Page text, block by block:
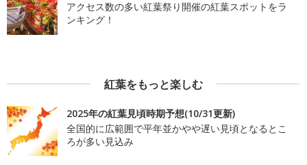
アクセス数の多い紅葉祭り開催の紅葉スポットをラ
ンキング！
紅葉をもっと楽しむ
2025年の紅葉見頃時期予想(10/31更新)
全国的に広範囲で平年並かやや遅い見頃となるとこ
ろが多い見込み